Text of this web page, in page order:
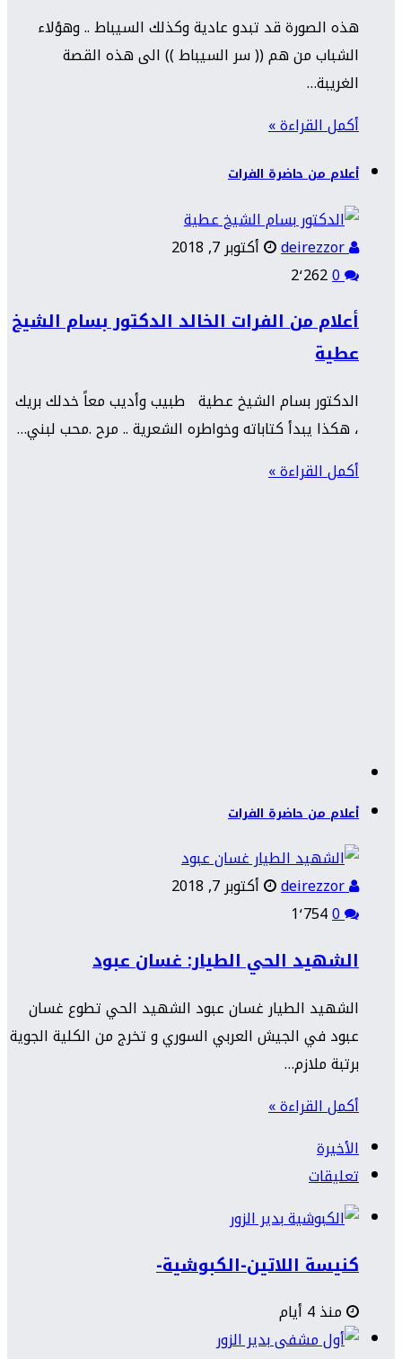
هذه الصورة قد تبدو عادية وكذلك السيباط .. وهؤلاء
الشباب من هم (( سر السيباط )) الى هذه القصة
الغريبة…
أكمل القراءة »
أعلام من حاضرة الفرات
deirezzor
أكتوبر 7, 2018
0
أعلام من الفرات الخالد الدكتور بسام الشيخ
عطية
الدكتور بسام الشيخ عطية طبيب وأديب معاً خدلك بريك
، هكذا يبدأ كتاباته وخواطره الشعرية .. مرح .محب لبني…
أكمل القراءة »
أعلام من حاضرة الفرات
deirezzor
أكتوبر 7, 2018
0
الشهيد الحي الطيار: غسان عبود
الشهيد الطيار غسان عبود الشهيد الحي تطوع غسان
عبود في الجيش العربي السوري و تخرج من الكلية الجوية
برتبة ملازم…
أكمل القراءة »
الأخيرة
تعليقات
كنيسة اللاتين-الكبوشية-
منذ 4 أيام